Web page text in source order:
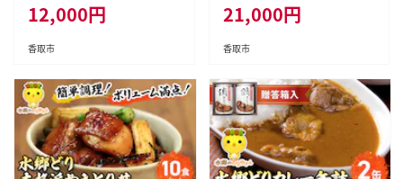
鶏肉 とりにく もも むね肉 肉 と
りにく 鳥 鳥肉 お肉 おすすめ 食
品 セット 専門店 2kg 2キロ 詰合
12,000円
香取市
水炊き みずたき つみれ 鶏つみれ
とりつみれ 鶏団子 野菜セット セ
ット 詰合せ 詰め合わせ STS003
21,000円
香取市